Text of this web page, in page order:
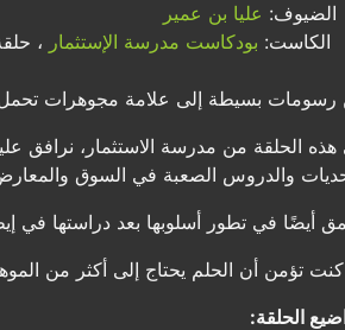
الضيوف: عليا بن عمير
الكاست: بودكاست مدرسة الإستثمار ،
رسومات بسيطة إلى علامة مجوهرات
الحلقة من مدرسة الاستثمار،
والدروس الصعبة في السوق
أيضًا في تطور أسلوبها بعد دراستها في
كنت تؤمن أن الحلم يحتاج إلى أكثر من
الحلقة: